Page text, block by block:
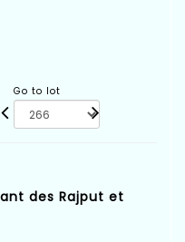
Go to lot
des Rajput et